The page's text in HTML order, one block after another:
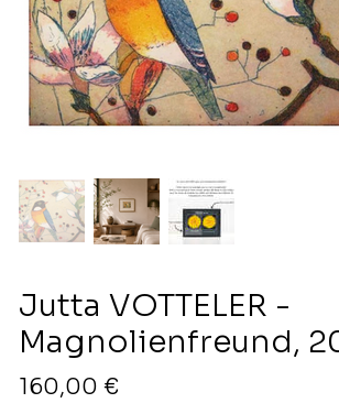
Jutta VOTTELER -
Magnolienfreund,
Prix
160,00 €